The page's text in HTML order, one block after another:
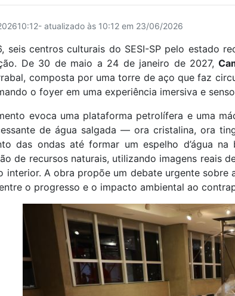
atualizado às 10:12 em 23/06/2026
seis centros culturais do SESI-SP pelo estado
De 30 de maio a 24 de janeiro de 2027,
composta por uma torre de aço que faz
o foyer em uma experiência imersiva e
evoca uma plataforma petrolífera e uma
de água salgada — ora cristalina, ora
das ondas até formar um espelho d’água
de recursos naturais, utilizando imagens reais
interior. A obra propõe um debate urgente sobre
o progresso e o impacto ambiental ao